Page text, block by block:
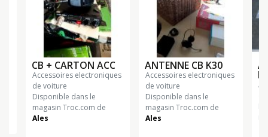
CB + CARTON ACC
accessoires electroniques
de voiture
Disponible dans le
magasin Troc.com de
Ales
ANTENNE CB K30
accessoires electroniques
de voiture
Disponible dans le
magasin Troc.com de
Ales
accessoires electroniques